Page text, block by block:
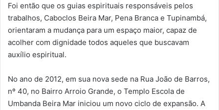
Foi então que os guias espirituais responsáveis pelos
trabalhos, Caboclos Beira Mar, Pena Branca e Tupinambá,
orientaram a mudança para um espaço maior, capaz de
acolher com dignidade todos aqueles que buscavam
auxílio espiritual.
No ano de 2012, em sua nova sede na Rua João de Barros,
nº 40, no Bairro Arroio Grande, o Templo Escola de
Umbanda Beira Mar iniciou um novo ciclo de expansão. A